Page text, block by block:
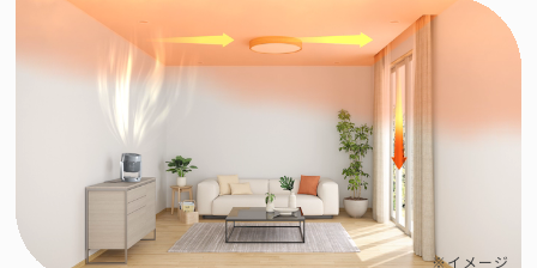
※イメージ